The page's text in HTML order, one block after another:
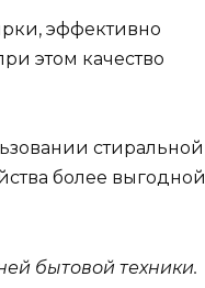
эффективно
этом качество
стиральной
более выгодной
бытовой техники.